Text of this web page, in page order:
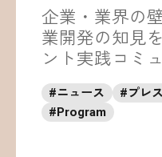
お
企業・業界の
業開発の知見
ント実践コミ
#ニュース #プレ
#Program